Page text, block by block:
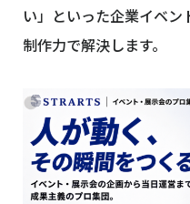
い」といった企業イベ
制作力で解決します。